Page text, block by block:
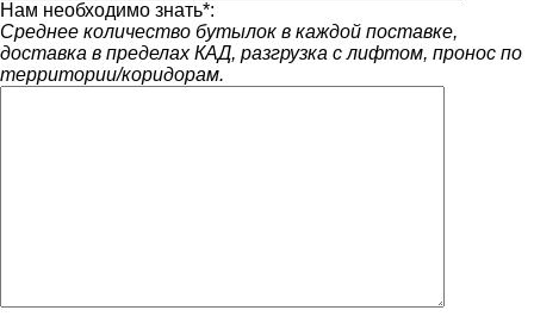
Нам необходимо знать*:
Среднее количество бутылок в каждой поставке,
доставка в пределах КАД, разгрузка с лифтом, пронос по
территории/коридорам.